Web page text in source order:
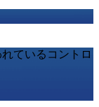
ているコントロ